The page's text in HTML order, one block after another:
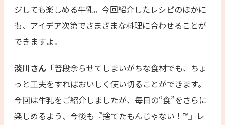
ジしても楽しめる牛乳。今回紹介したレシピのほかに
も、アイデア次第でさまざまな料理に合わせることが
できますよ。
淡川さん 「普段余らせてしまいがちな食材でも、ちょ
っと工夫をすればおいしく使い切ることができます。
今回は牛乳をご紹介しましたが、毎日の“食”をさらに
楽しめるよう、今後も『捨てたもんじゃない！™』レ